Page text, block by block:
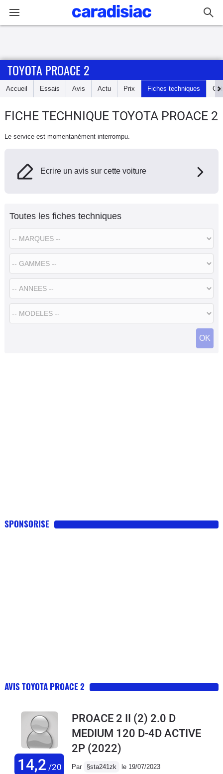
Accueil
Essais
Utilitaires
Flottes
Auto
Services
Forum
Moto
TOYOTA PROACE 2
Accueil Essais Avis Actu Prix Fiches techniques
FICHE TECHNIQUE TOYOTA PROACE 2
Le service est momentanément interrompu.
Ecrire un avis sur cette voiture
Toutes les fiches techniques
SPONSORISE
AVIS TOYOTA PROACE 2
14,2 /20
PROACE 2 II (2) 2.0 D
MEDIUM 120 D-4D ACTIVE
2P (2022)
Par §sta241zk le 19/07/2023